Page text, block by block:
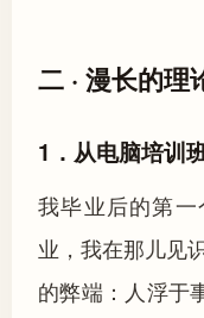
二 · 漫长的理
1．从电脑培训
我毕业后的第
业，我在那儿见
的弊端：人浮于